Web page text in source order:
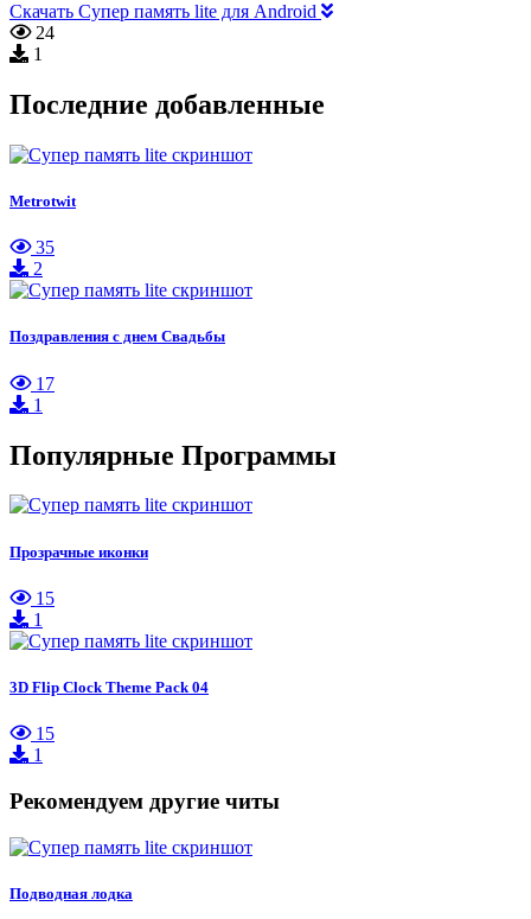
Скачать Супер память lite для Android
24
1
Последние добавленные
Metrotwit
35
2
Поздравления с днем Свадьбы
17
1
Популярные Программы
Прозрачные иконки
15
1
3D Flip Clock Theme Pack 04
15
1
Рекомендуем другие читы
Подводная лодка